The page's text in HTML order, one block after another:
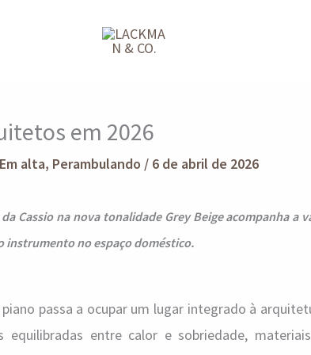
em 2026
Em alta, Perambulando / 6 de abril de 2026
Cassio na nova tonalidade Grey Beige acompanha a
instrumento no espaço doméstico.
passa a ocupar um lugar integrado à
equilibradas entre calor e sobriedade,